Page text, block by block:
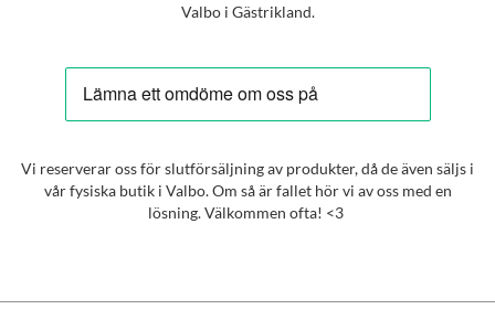
Valbo i Gästrikland.
Vi reserverar oss för slutförsäljning av produkter, då de även säljs i
vår fysiska butik i Valbo. Om så är fallet hör vi av oss med en
lösning. Välkommen ofta! <3